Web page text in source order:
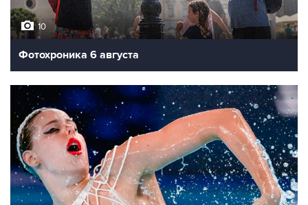
10
Фотохроника 6 августа